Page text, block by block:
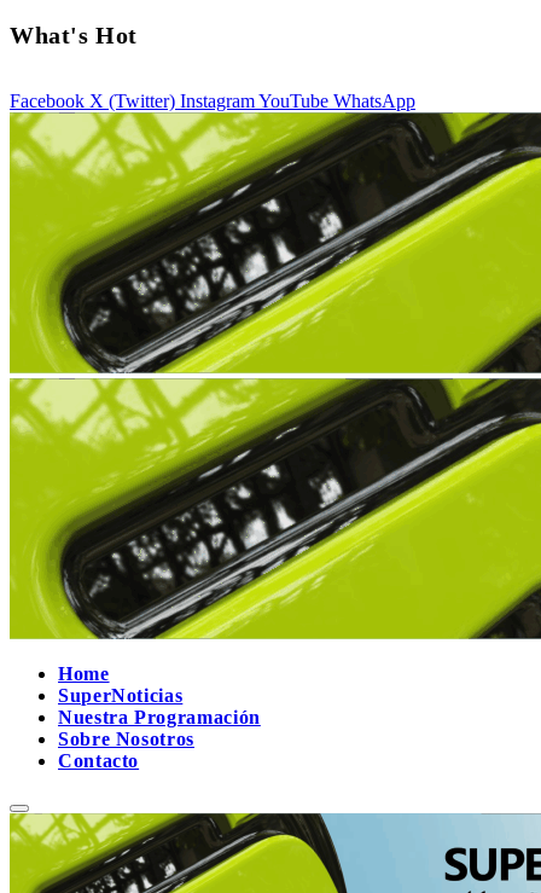
What's Hot
Facebook X (Twitter) InstagramYouTube WhatsApp
Home
SuperNoticias
Nuestra Programación
Sobre Nosotros
Contacto